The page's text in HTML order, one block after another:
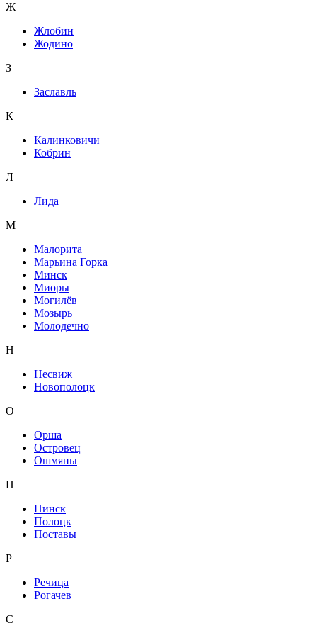
Ж
Жлобин
Жодино
З
Заславль
К
Калинковичи
Кобрин
Л
Лида
М
Малорита
Марьина Горка
Минск
Миоры
Могилёв
Мозырь
Молодечно
Н
Несвиж
Новополоцк
О
Орша
Островец
Ошмяны
П
Пинск
Полоцк
Поставы
Р
Речица
Рогачев
С